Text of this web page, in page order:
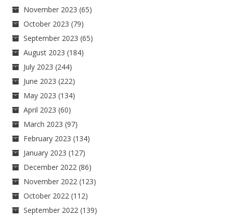
November 2023 (65)
October 2023 (79)
September 2023 (65)
August 2023 (184)
July 2023 (244)
June 2023 (222)
May 2023 (134)
April 2023 (60)
March 2023 (97)
February 2023 (134)
January 2023 (127)
December 2022 (86)
November 2022 (123)
October 2022 (112)
September 2022 (139)